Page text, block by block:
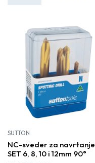
SUTTON
NC-sveder za navrtanje
SET 6, 8, 10 i 12mm 90°